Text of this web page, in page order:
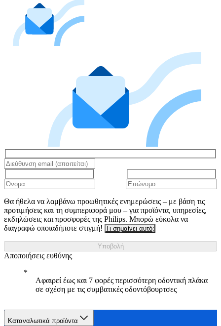
Θα ήθελα να λαμβάνω προωθητικές ενημερώσεις – με βάση τις
προτιμήσεις και τη συμπεριφορά μου – για προϊόντα, υπηρεσίες,
εκδηλώσεις και προσφορές της Philips. Μπορώ εύκολα να
διαγραφώ οποιαδήποτε στιγμή! Τι σημαίνει αυτό;
Υποβολή
Αποποιήσεις ευθύνης
Αφαιρεί έως και 7 φορές περισσότερη οδοντική πλάκα
σε σχέση με τις συμβατικές οδοντόβουρτσες
Καταναλωτικά προϊόντα